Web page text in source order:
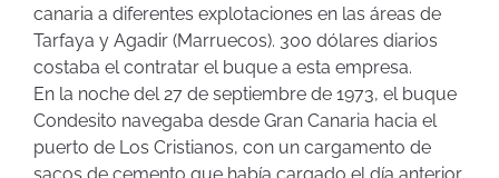
canaria a diferentes explotaciones en las áreas de
Tarfaya y Agadir (Marruecos). 300 dólares diarios
costaba el contratar el buque a esta empresa.
En la noche del 27 de septiembre de 1973, el buque
Condesito navegaba desde Gran Canaria hacia el
puerto de Los Cristianos, con un cargamento de